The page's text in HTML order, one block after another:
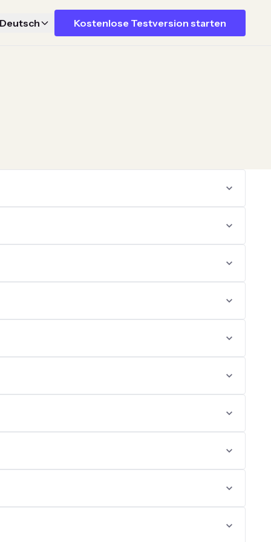
Deutsch Kostenlose Testversion starten